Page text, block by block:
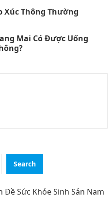
Xúc Thông Thường
Mai Có Được Uống
Search
Đề Sức Khỏe Sinh Sản Nam